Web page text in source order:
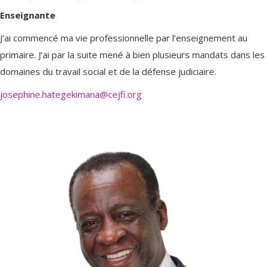
Enseignante
J’ai commencé ma vie professionnelle par l’enseignement au
primaire. J’ai par la suite mené à bien plusieurs mandats dans les
domaines du travail social et de la défense judiciaire.
josephine.hategekimana@cejfi.org